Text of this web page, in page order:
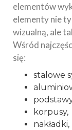
elementów
elementy nie
wizualną, ale
Wśród
się:
stalowe
korpusy,
nakładki,